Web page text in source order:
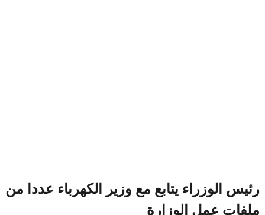
رئيس الوزراء يتابع مع وزير الكهرباء عددا من
ملفات عمل الوزارة